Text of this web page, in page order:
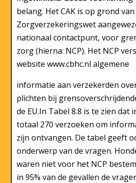
belang. Het CAK is op grond van
Zorgverzekeringswet
nationaal contactpunt, voor
zorg (hierna: NCP). Het NCP
website www.cbhc.nl algemene
informatie aan verzekerden
plichten bij
de EU.In Tabel 8.8 is te zien dat
totaal 270 verzoeken om
zijn ontvangen. De tabel geeft
onderwerp van de vragen.
waren niet voor het NCP
in 95% van de gevallen de